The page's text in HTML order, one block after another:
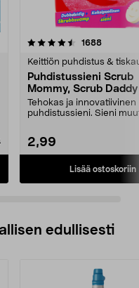
1688
Keittiön puhdistus &
Puhdistussieni Scrub
Mommy, Scrub Daddy
Tehokas ja innovatiivinen
puhdistussieni. Sieni
2,99
Lisää ostoskoriin
4.5 viidestä
edullisesti